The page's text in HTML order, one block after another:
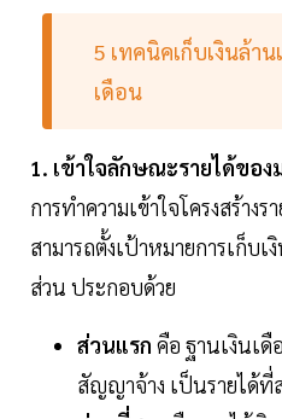
5 เทคนิคเก็บเงินล้า
เดือน
1. เข้าใจลักษณะรายได้ของ
การทำความเข้าใจโครงสร้าง
สามารถตั้งเป้าหมายการเก็บ
ส่วน ประกอบด้วย
ส่วนแรก คือ ฐานเงินเ
สัญญาจ้าง เป็นรายได้ที่